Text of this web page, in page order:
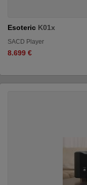
Esoteric K01x
SACD Player
8.699 €